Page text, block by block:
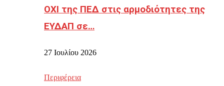
ΟΧΙ της ΠΕΔ στις αρμοδιότητες της
ΕΥΔΑΠ σε…
27 Ιουλίου 2026
Περιφέρεια